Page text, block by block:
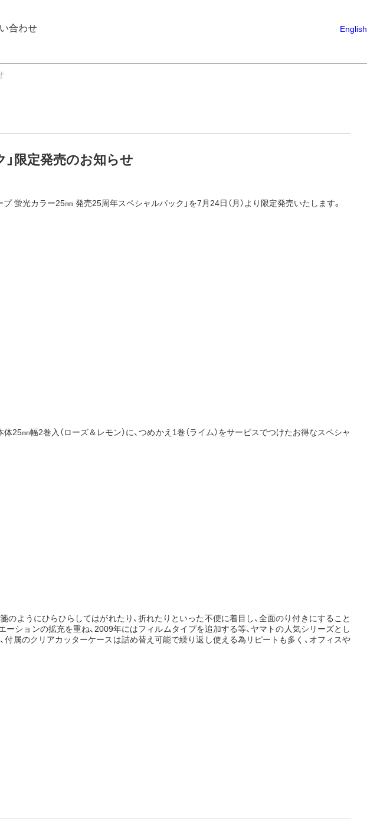
合わせ English
限定発売のお知らせ
蛍光カラー25㎜ 発売25周年スペシャルパック」を7月24日（月）より限定発売いたします。
㎜幅2巻入（ローズ＆レモン）に、つめかえ1巻（ライム）をサービスでつけたお得なスペシャ
のようにひらひらしてはがれたり、折れたりといった不便に着目し、全面のり付きにすること
ションの拡充を重ね、2009年にはフィルムタイプを追加する等、ヤマトの人気シリーズとし
属のクリアカッターケースは詰め替え可能で繰り返し使える為リピートも多く、オフィスや